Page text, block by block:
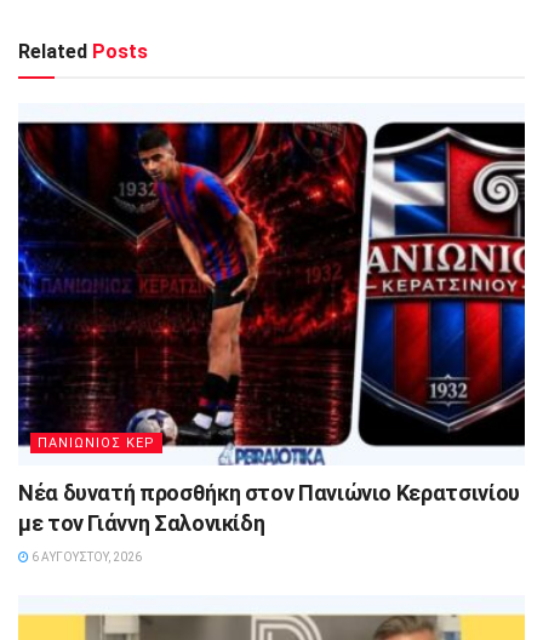
Related Posts
ΠΑΝΙΩΝΙΟΣ ΚΕΡ
Νέα δυνατή προσθήκη στον Πανιώνιο Κερατσινίου
με τον Γιάννη Σαλονικίδη
6 ΑΥΓΟΎΣΤΟΥ, 2026